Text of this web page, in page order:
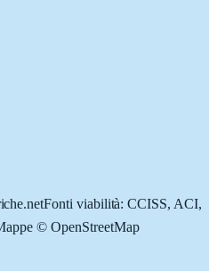
Fonti viabilità: CCISS, ACI,
© OpenStreetMap